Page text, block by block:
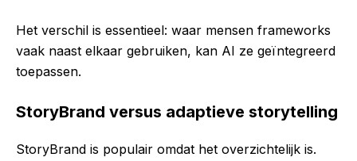
Het verschil is essentieel: waar mensen frameworks
vaak naast elkaar gebruiken, kan AI ze geïntegreerd
toepassen.
StoryBrand versus adaptieve storytelling
StoryBrand is populair omdat het overzichtelijk is.